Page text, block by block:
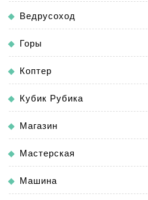
Ведрусоход
Горы
Коптер
Кубик Рубика
Магазин
Мастерская
Машина